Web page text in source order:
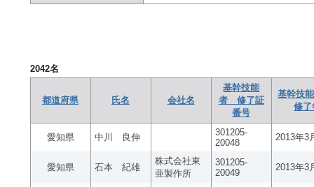
2042名
都道府県 氏名 会社名
基幹技能
者 修了証
番号
基幹技
修了
愛知県 中川 良伸
301205-
20048
2013年3
愛知県 石本 紀雄
株式会社東
亜製作所
301205-
20049
2013年3